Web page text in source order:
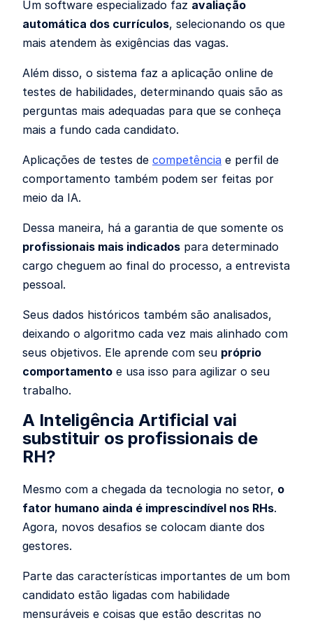
Um software especializado faz avaliação
automática dos currículos, selecionando os que
mais atendem às exigências das vagas.
Além disso, o sistema faz a aplicação online de
testes de habilidades, determinando quais são as
perguntas mais adequadas para que se conheça
mais a fundo cada candidato.
Aplicações de testes de competência e perfil de
comportamento também podem ser feitas por
meio da IA.
Dessa maneira, há a garantia de que somente os
profissionais mais indicados para determinado
cargo cheguem ao final do processo, a entrevista
pessoal.
Seus dados históricos também são analisados,
deixando o algoritmo cada vez mais alinhado com
seus objetivos. Ele aprende com seu próprio
comportamento e usa isso para agilizar o seu
trabalho.
A Inteligência Artificial vai
substituir os profissionais de
RH?
Mesmo com a chegada da tecnologia no setor, o
fator humano ainda é imprescindível nos RHs.
Agora, novos desafios se colocam diante dos
gestores.
Parte das características importantes de um bom
candidato estão ligadas com habilidade
mensuráveis e coisas que estão descritas no